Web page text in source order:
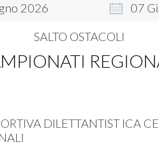
2026 07
DILETTANTIST ICA
SALTO OSTACOLI